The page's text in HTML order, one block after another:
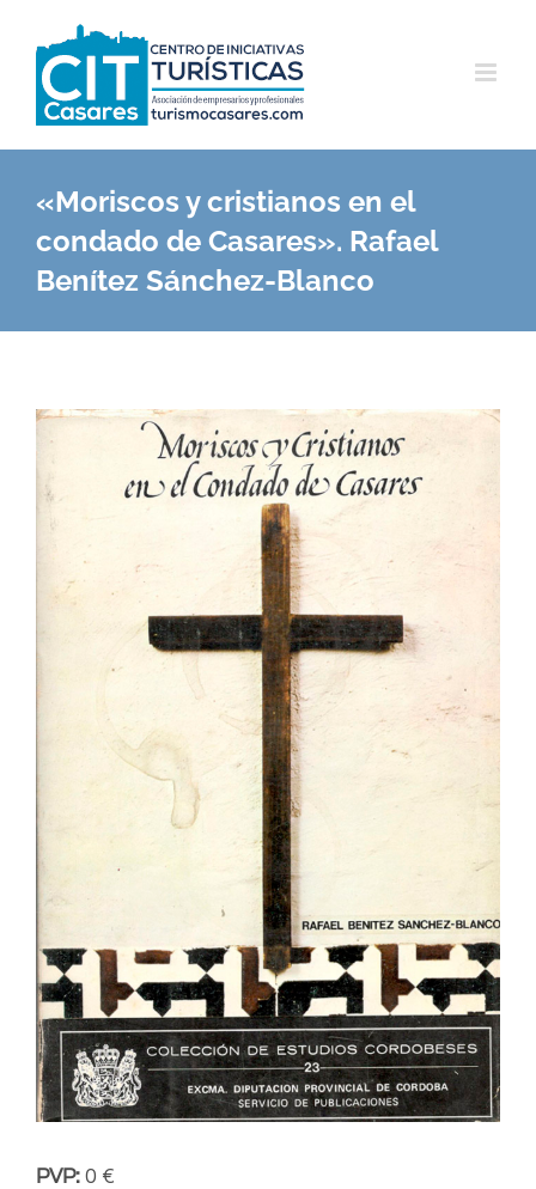
contenido
«Moriscos y cristianos en el
condado de Casares». Rafael
Benítez Sánchez-Blanco
PVP: 0 €